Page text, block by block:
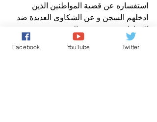
استفساره عن قضية المواطنين الذين
ادخلهم السجن و عن الشكاوى العديدة ضد
المواطنين و ضد حرية التعبير و حرية
الاعلام؟
ملفات مغربية ساخنة
Facebook YouTube Twitter